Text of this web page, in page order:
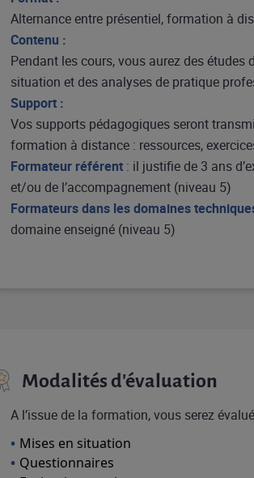
Alternance entre présentiel, formation à
Contenu :
Pendant les cours, vous aurez des études
situation et des analyses de pratique
Support :
Vos supports pédagogiques seront
formation à distance : ressources,
Formateur référent : il justifie de 3 ans
et/ou de l’accompagnement (niveau 5)
Formateurs dans les domaines
domaine enseigné (niveau 5)
Modalités d'évaluation
A l’issue de la formation, vous serez
Mises en situation
Questionnaires